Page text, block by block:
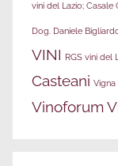
vini del Lazio; Casale
Dog. Daniele
VINI RGS vini del
Casteani Vigna
Vinoforum